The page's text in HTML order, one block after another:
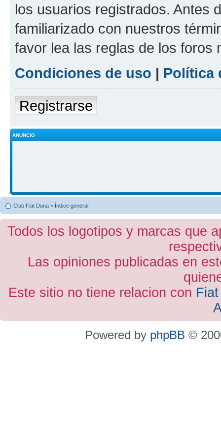
los usuarios registrados. Antes
familiarizado con nuestros
favor lea las reglas de los foros
Condiciones de uso | Política
Registrarse
ANUNCIO
Club Fiat Duna » Índice general
Todos los logotipos y marcas que
Las opiniones publicadas en
Este sitio no tiene relacion con
Powered by phpBB ©